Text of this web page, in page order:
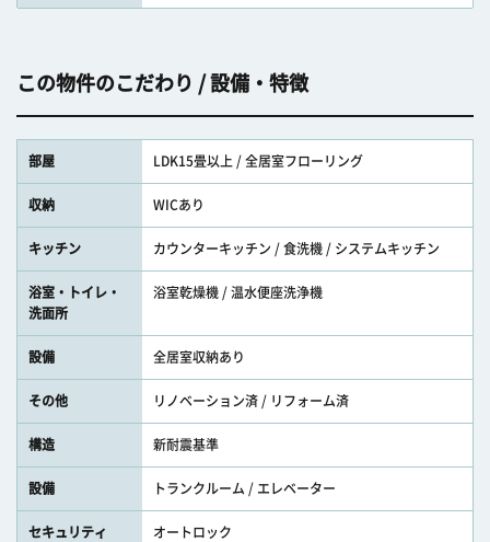
この物件のこだわり / 設備・特徴
部屋 LDK15畳以上 / 全居室フローリング
収納 WICあり
キッチン カウンターキッチン / 食洗機 / システムキッチン
浴室・トイレ・
洗面所
浴室乾燥機 / 温水便座洗浄機
設備 全居室収納あり
その他 リノベーション済 / リフォーム済
構造 新耐震基準
設備 トランクルーム / エレベーター
セキュリティ オートロック